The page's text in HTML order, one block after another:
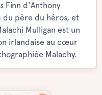
Finn d'Anthony
du père du héros, et
Mulligan est un
irlandaise au cœur
Malachy.